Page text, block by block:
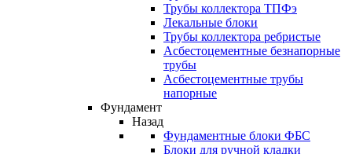
Трубы коллектора ТПФэ
Лекальные блоки
Трубы коллектора ребристые
Асбестоцементные безнапорные
трубы
Асбестоцементные трубы
напорные
Фундамент
Назад
Фундаментные блоки ФБС
Блоки для ручной кладки